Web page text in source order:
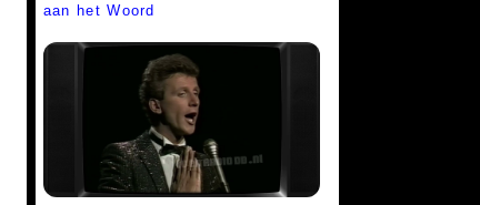
aan het Woord